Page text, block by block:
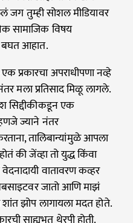
जग तुम्ही सोशल मीडियावर
सामाजिक विषय
बघत आहात.
प्रकारचा अपराधीपणा नव्हे
मला प्रतिसाद मिळू लागले.
सिद्दीकीकडून एक
ज्याने नंतर
तालिबान्यांमुळे आपला
की जेंव्हा तो युद्ध किंवा
वातावरण कव्हर
जातो आणि माझं
झोप लागायला मदत होते.